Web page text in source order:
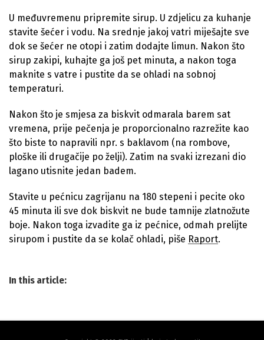
U međuvremenu pripremite sirup. U zdjelicu za kuhanje
stavite šećer i vodu. Na srednje jakoj vatri miješajte sve
dok se šećer ne otopi i zatim dodajte limun. Nakon što
sirup zakipi, kuhajte ga još pet minuta, a nakon toga
maknite s vatre i pustite da se ohladi na sobnoj
temperaturi.
Nakon što je smjesa za biskvit odmarala barem sat
vremena, prije pečenja je proporcionalno razrežite kao
što biste to napravili npr. s baklavom (na rombove,
ploške ili drugačije po želji). Zatim na svaki izrezani dio
lagano utisnite jedan badem.
Stavite u pećnicu zagrijanu na 180 stepeni i pecite oko
45 minuta ili sve dok biskvit ne bude tamnije zlatnožute
boje. Nakon toga izvadite ga iz pećnice, odmah prelijte
sirupom i pustite da se kolač ohladi, piše Raport.
In this article: